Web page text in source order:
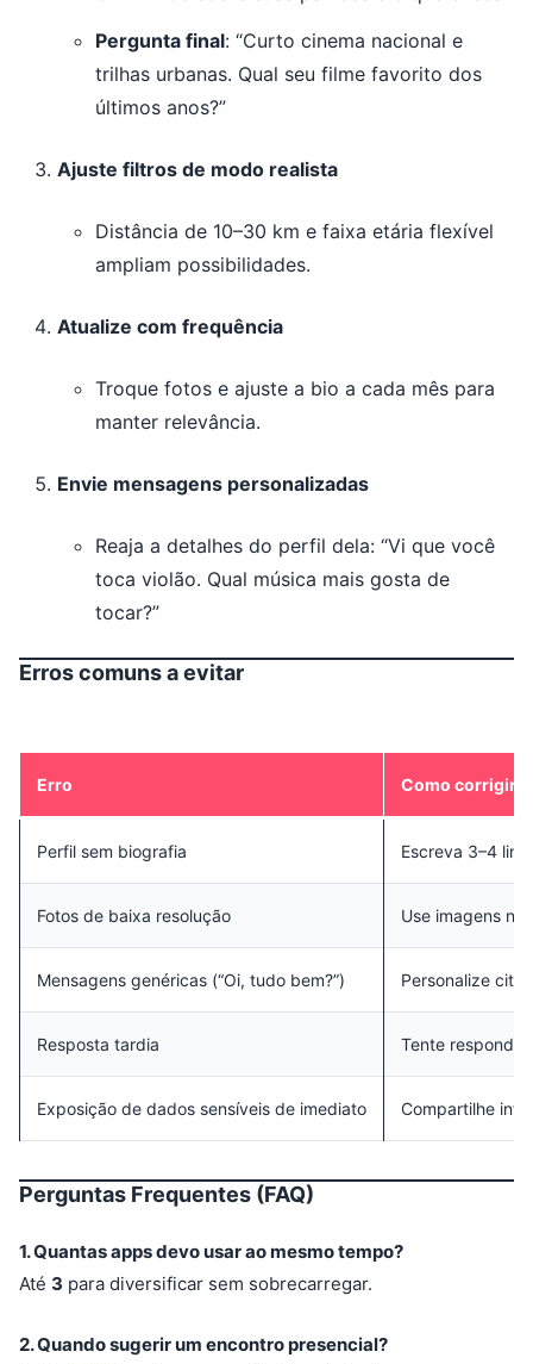
Pergunta final: “Curto cinema nacional e
trilhas urbanas. Qual seu filme favorito dos
últimos anos?”
Ajuste filtros de modo realista
Distância de 10–30 km e faixa etária flexível
ampliam possibilidades.
Atualize com frequência
Troque fotos e ajuste a bio a cada mês para
manter relevância.
Envie mensagens personalizadas
Reaja a detalhes do perfil dela: “Vi que você
toca violão. Qual música mais gosta de
tocar?”
Erros comuns a evitar
Erro Como corrigir
Perfil sem biografia Escreva 3–4
Fotos de baixa resolução Use imagens
Mensagens genéricas (“Oi, tudo bem?”) Personalize
Resposta tardia Tente
Exposição de dados sensíveis de imediato Compartilhe
Perguntas Frequentes (FAQ)
1. Quantas apps devo usar ao mesmo tempo?
Até 3 para diversificar sem sobrecarregar.
2. Quando sugerir um encontro presencial?